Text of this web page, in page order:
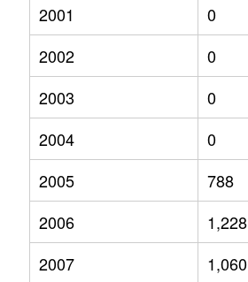
2001
0
2002
0
2003
0
2004
0
2005
788
2006
1,228
2007
1,060